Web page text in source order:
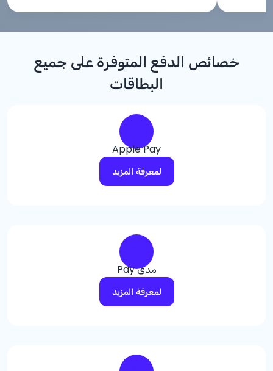
خصائص الدفع المتوفرة على جميع
البطاقات
Apple Pay
لمعرفة المزيد
مدى Pay
لمعرفة المزيد